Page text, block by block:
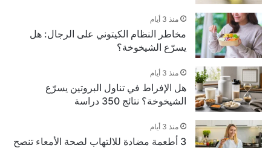
منذ 3 أيام
مخاطر النظام الكيتوني على الرجال: هل
يسرّع الشيخوخة؟
منذ 3 أيام
هل الإفراط في تناول البروتين يسرّع
الشيخوخة؟ نتائج 350 دراسة
منذ 3 أيام
3 أطعمة مضادة للالتهاب لصحة الأمعاء تنصح